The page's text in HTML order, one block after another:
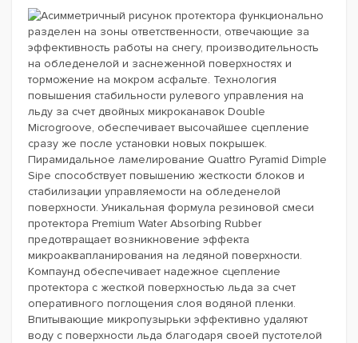
Асимметричный рисунок протектора функционально
разделен на зоны ответственности, отвечающие за
эффективность работы на снегу, производительность
на обледенелой и заснеженной поверхностях и
торможение на мокром асфальте. Технология
повышения стабильности рулевого управления на
льду за счет двойных микроканавок Double
Microgroove, обеспечивает высочайшее сцепление
сразу же после установки новых покрышек.
Пирамидальное ламелирование Quattro Pyramid Dimple
Sipe способствует повышению жесткости блоков и
стабилизации управляемости на обледенелой
поверхности. Уникальная формула резиновой смеси
протектора Premium Water Absorbing Rubber
предотвращает возникновение эффекта
микроаквапланирования на ледяной поверхности.
Компаунд обеспечивает надежное сцепление
протектора с жесткой поверхностью льда за счет
оперативного поглощения слоя водяной пленки.
Впитывающие микропузырьки эффективно удаляют
воду с поверхности льда благодаря своей пустотелой